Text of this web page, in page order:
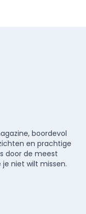
boordevol
en prachtige
door de meest
niet wilt missen.